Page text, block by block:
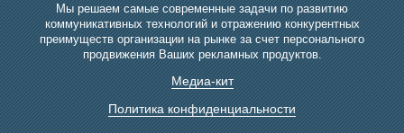
Мы решаем самые современные задачи по развитию
коммуникативных технологий и отражению конкурентных
преимуществ организации на рынке за счет персонального
продвижения Ваших рекламных продуктов.
Медиа-кит
Политика конфиденциальности